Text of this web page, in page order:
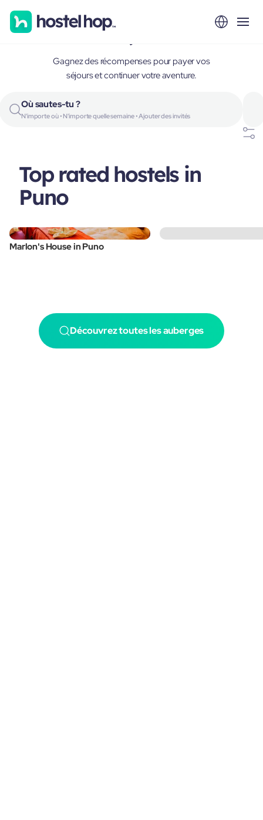
Puno, Peru
Gagnez des récompenses pour payer vos
séjours et continuer votre aventure.
Où sautes-tu ?
N'importe où • N'importe quelle semaine • Ajouter des invités
Top rated hostels in
Puno
Marlon's House in Puno
Découvrez toutes les auberges